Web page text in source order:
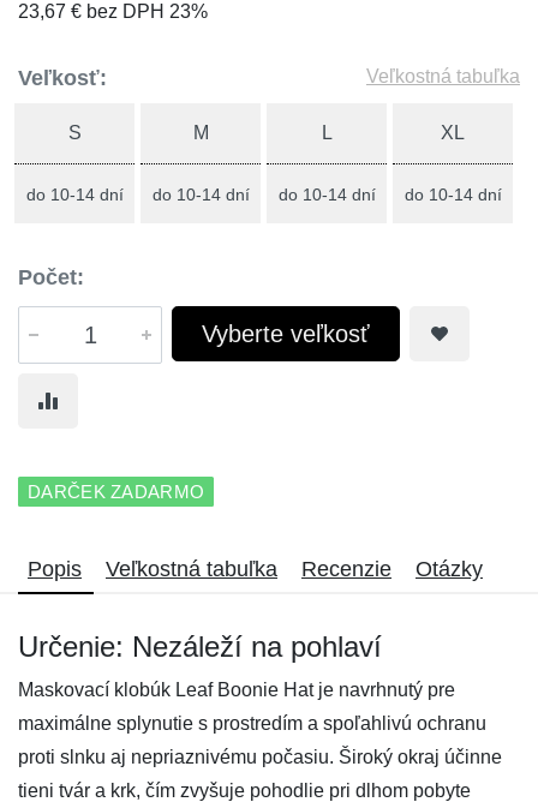
23,67 € bez DPH 23%
Veľkosť: Veľkostná tabuľka
S
do 10-14 dní
M
do 10-14 dní
L
do 10-14 dní
XL
do 10-14 dní
Počet:
Vyberte veľkosť
DARČEK ZADARMO
Popis Veľkostná tabuľka Recenzie Otázky
Určenie: Nezáleží na pohlaví
Maskovací klobúk Leaf Boonie Hat je navrhnutý pre
maximálne splynutie s prostredím a spoľahlivú ochranu
proti slnku aj nepriaznivému počasiu. Široký okraj účinne
tieni tvár a krk, čím zvyšuje pohodlie pri dlhom pobyte